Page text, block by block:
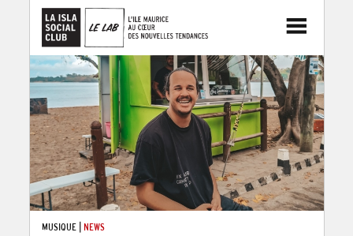
MUSIQUE| NEWS